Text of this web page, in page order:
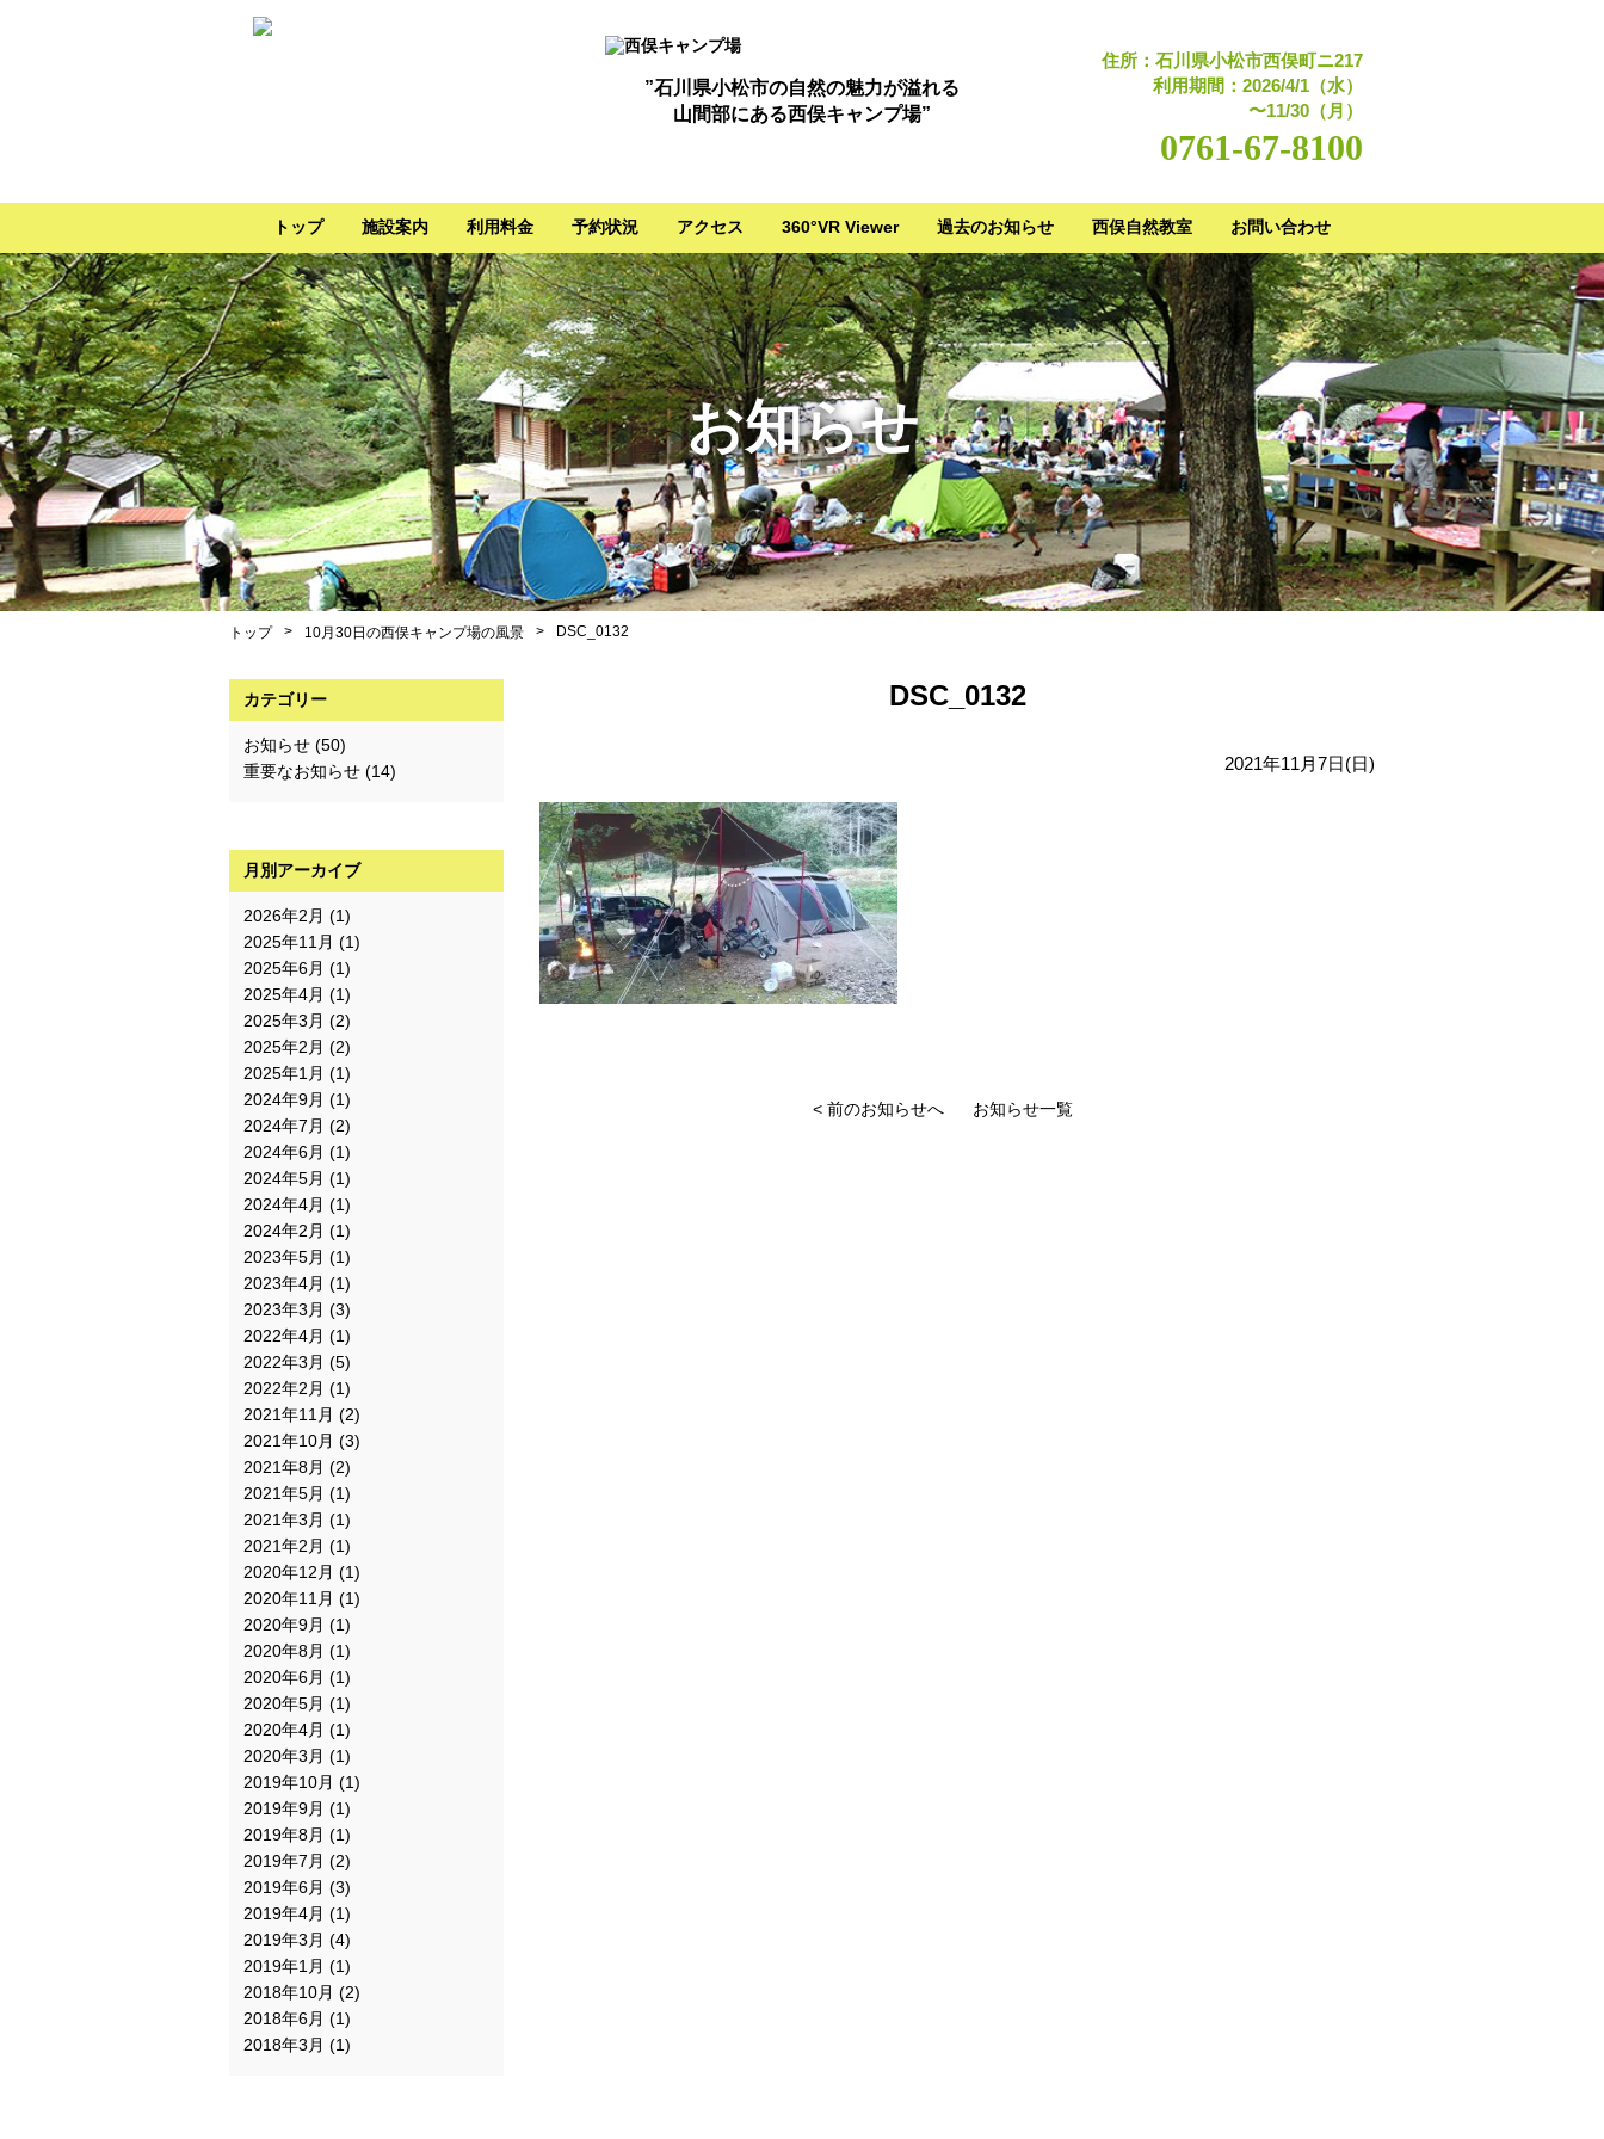
”石川県小松市の自然の魅力が溢れる
山間部にある西俣キャンプ場”
住所：石川県小松市西俣町ニ217
利用期間：2026/4/1（水）
〜11/30（月）
0761-67-8100
トップ 施設案内 利用料金 予約状況 アクセス 360°VR Viewer 過去のお知らせ 西俣自然教室 お問い合わせ
お知らせ
トップ > 10月30日の西俣キャンプ場の風景 > DSC_0132
DSC_0132
2021年11月7日(日)
< 前のお知らせへ お知らせ一覧
カテゴリー
お知らせ (50)
重要なお知らせ (14)
月別アーカイブ
2026年2月 (1)
2025年11月 (1)
2025年6月 (1)
2025年4月 (1)
2025年3月 (2)
2025年2月 (2)
2025年1月 (1)
2024年9月 (1)
2024年7月 (2)
2024年6月 (1)
2024年5月 (1)
2024年4月 (1)
2024年2月 (1)
2023年5月 (1)
2023年4月 (1)
2023年3月 (3)
2022年4月 (1)
2022年3月 (5)
2022年2月 (1)
2021年11月 (2)
2021年10月 (3)
2021年8月 (2)
2021年5月 (1)
2021年3月 (1)
2021年2月 (1)
2020年12月 (1)
2020年11月 (1)
2020年9月 (1)
2020年8月 (1)
2020年6月 (1)
2020年5月 (1)
2020年4月 (1)
2020年3月 (1)
2019年10月 (1)
2019年9月 (1)
2019年8月 (1)
2019年7月 (2)
2019年6月 (3)
2019年4月 (1)
2019年3月 (4)
2019年1月 (1)
2018年10月 (2)
2018年6月 (1)
2018年3月 (1)